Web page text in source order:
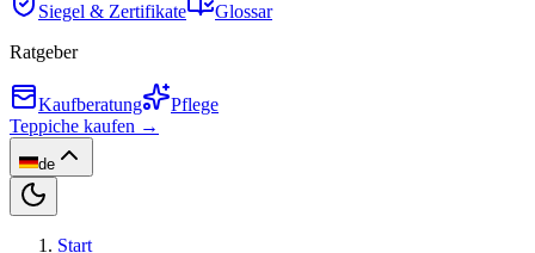
Siegel & Zertifikate
Glossar
Ratgeber
Kaufberatung
Pflege
Teppiche kaufen →
de
Start